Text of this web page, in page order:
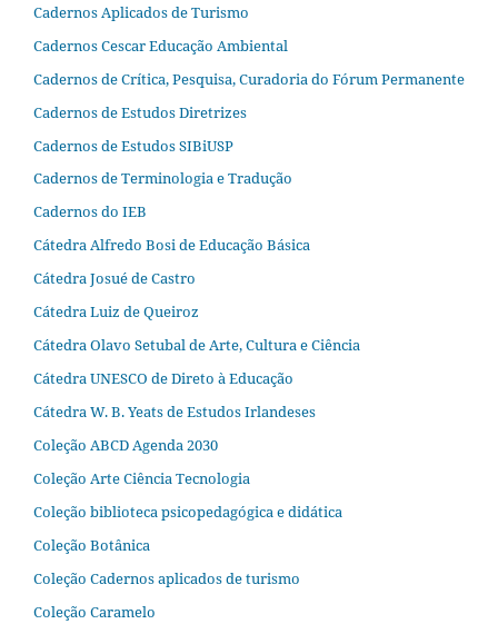
Cadernos Aplicados de Turismo
Cadernos Cescar Educação Ambiental
Cadernos de Crítica, Pesquisa, Curadoria do Fórum Permanente
Cadernos de Estudos Diretrizes
Cadernos de Estudos SIBiUSP
Cadernos de Terminologia e Tradução
Cadernos do IEB
Cátedra Alfredo Bosi de Educação Básica
Cátedra Josué de Castro
Cátedra Luiz de Queiroz
Cátedra Olavo Setubal de Arte, Cultura e Ciência
Cátedra UNESCO de Direto à Educação
Cátedra W. B. Yeats de Estudos Irlandeses
Coleção ABCD Agenda 2030
Coleção Arte Ciência Tecnologia
Coleção biblioteca psicopedagógica e didática
Coleção Botânica
Coleção Cadernos aplicados de turismo
Coleção Caramelo